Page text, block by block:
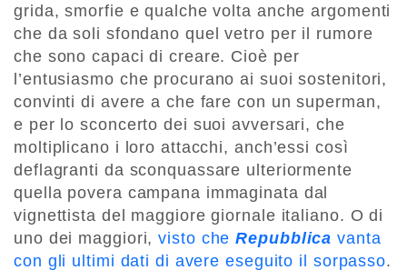
grida, smorfie e qualche volta anche argomenti
che da soli sfondano quel vetro per il rumore
che sono capaci di creare. Cioè per
l’entusiasmo che procurano ai suoi sostenitori,
convinti di avere a che fare con un superman,
e per lo sconcerto dei suoi avversari, che
moltiplicano i loro attacchi, anch’essi così
deflagranti da sconquassare ulteriormente
quella povera campana immaginata dal
vignettista del maggiore giornale italiano. O di
uno dei maggiori,visto cheRepubblicavanta
con gli ultimi dati di avere eseguito il sorpasso.